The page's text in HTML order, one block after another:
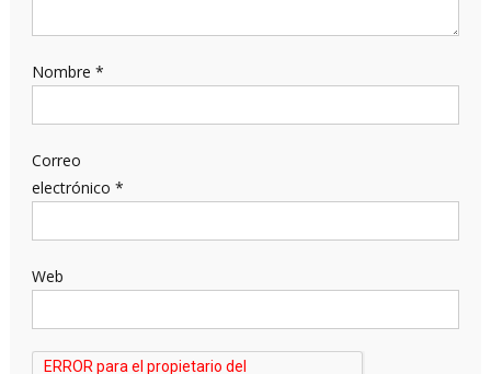
Nombre *
Correo
electrónico *
Web